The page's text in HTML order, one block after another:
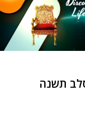
תשנה